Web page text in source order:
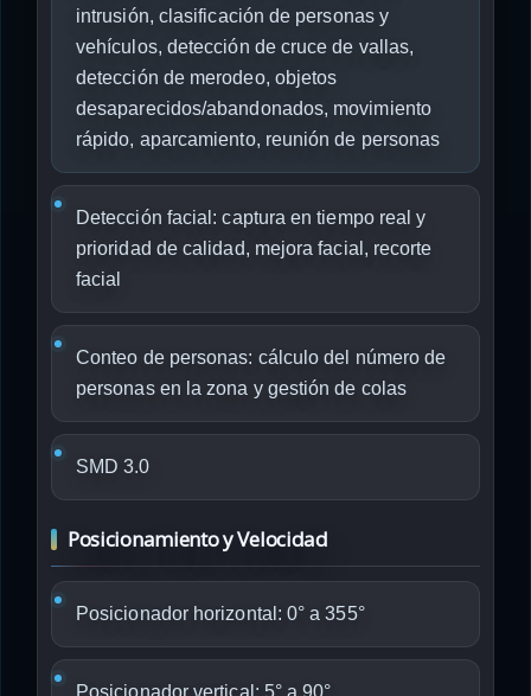
intrusión, clasificación de personas y
vehículos, detección de cruce de vallas,
detección de merodeo, objetos
desaparecidos/abandonados, movimiento
rápido, aparcamiento, reunión de personas
Detección facial: captura en tiempo real y
prioridad de calidad, mejora facial, recorte
facial
Conteo de personas: cálculo del número de
personas en la zona y gestión de colas
SMD 3.0
Posicionamiento y Velocidad
Posicionador horizontal: 0° a 355°
Posicionador vertical: 5° a 90°